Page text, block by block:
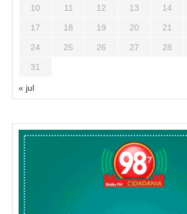
10 11 12 13 14
17 18 19 20 21
24 25 26 27 28
31
« jul